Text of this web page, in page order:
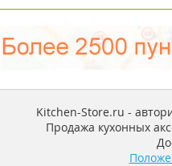
Kitchen-Store.ru -
Продажа кухонных